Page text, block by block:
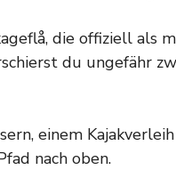
die offiziell als
du ungefähr
einem
nach oben.